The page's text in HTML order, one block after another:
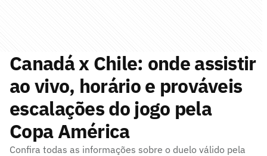
Canadá x Chile: onde assistir
ao vivo, horário e prováveis
escalações do jogo pela
Copa América
Confira todas as informações sobre o duelo válido pela